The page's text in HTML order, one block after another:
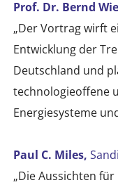
Prof. Dr. Bernd
„Der Vortrag wirft
Entwicklung der
Deutschland und
technologieoffene
Energiesysteme
Paul C. Miles,
„Die Aussichten für